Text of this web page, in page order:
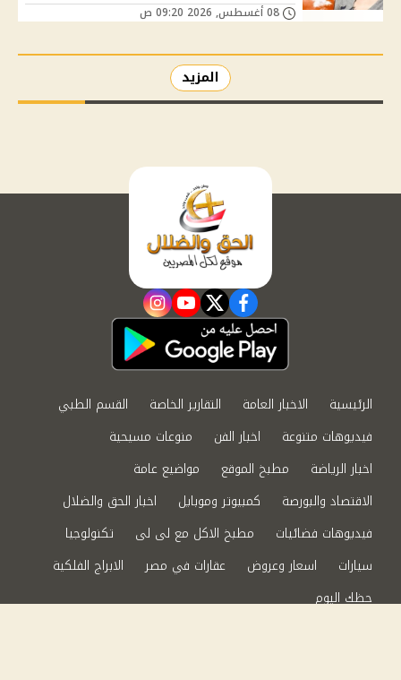
المزيد
facebook
twitter
youtube
instagram
الرئيسية الاخبار العامة التقارير الخاصة
القسم الطبي
فيديوهات متنوعة
اخبار الفن
منوعات مسيحية
اخبار الرياضة
مطبخ الموقع
مواضيع عامة
الاقتصاد والبورصة
كمبيوتر وموبايل
اخبار الحق والضلال
فيديوهات فضائيات
مطبخ الاكل مع لى لى
تكنولوجيا
سيارات
اسعار وعروض عقارات في مصر
الابراج الفلكية
حظك اليوم